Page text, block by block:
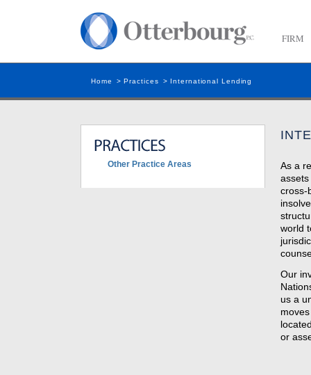
FIRM
Home >Practices > International Lending
Other Practice Areas
As a
cross-
world
Our
us a
or